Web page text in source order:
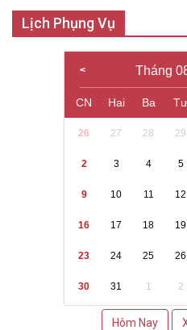
Lịch Phụng Vụ
Tháng
CN Hai Ba Tư
26 27 28 29
2 3 4 5
9 10 11 12
16 17 18 19
23 24 25 26
30 31 1 2
Hôm Nay